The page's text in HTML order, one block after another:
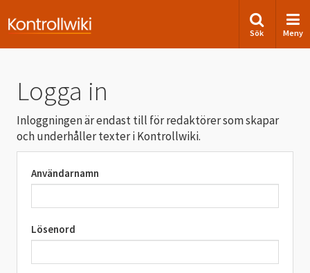
Sök Meny
Logga in
Inloggningen är endast till för redaktörer som skapar
och underhåller texter i Kontrollwiki.
Användarnamn
Lösenord